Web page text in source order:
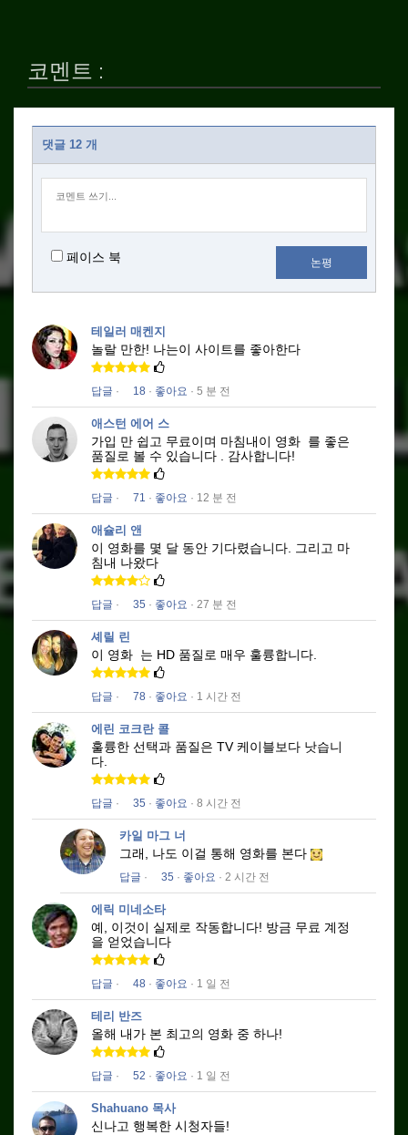
코멘트 :
댓글 12 개
페이스 북 논평
테일러 매켄지
놀랄 만한! 나는이 사이트를 좋아한다
답글 · 18 · 좋아요 · 5 분 전
애스턴 에어 스
가입 만 쉽고 무료이며 마침내이 영화 를 좋은
품질로 볼 수 있습니다 . 감사합니다!
답글 · 71 · 좋아요 · 12 분 전
애슐리 앤
이 영화를 몇 달 동안 기다렸습니다. 그리고 마
침내 나왔다
답글 · 35 · 좋아요 · 27 분 전
셰릴 린
이 영화 는 HD 품질로 매우 훌륭합니다.
답글 · 78 · 좋아요 · 1 시간 전
에린 코크란 콜
훌륭한 선택과 품질은 TV 케이블보다 낫습니
다.
답글 · 35 · 좋아요 · 8 시간 전
카일 마그 너
그래, 나도 이걸 통해 영화를 본다
답글 · 35 · 좋아요 · 2 시간 전
에릭 미네소타
예, 이것이 실제로 작동합니다! 방금 무료 계정
을 얻었습니다
답글 · 48 · 좋아요 · 1 일 전
테리 반즈
올해 내가 본 최고의 영화 중 하나!
답글 · 52 · 좋아요 · 1 일 전
Shahuano 목사
신나고 행복한 시청자들!